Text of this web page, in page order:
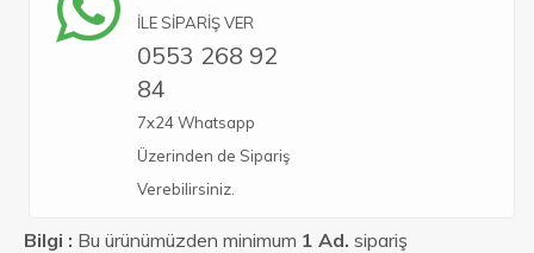
İLE SİPARİŞ VER
0553 268 92
84
7x24 Whatsapp
Üzerinden de Sipariş
Verebilirsiniz.
Bilgi : Bu ürünümüzden minimum 1 Ad. sipariş